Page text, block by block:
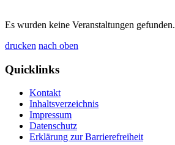
Es wurden keine Veranstaltungen gefunden.
drucken nach oben
Quicklinks
Kontakt
Inhaltsverzeichnis
Impressum
Datenschutz
Erklärung zur Barrierefreiheit